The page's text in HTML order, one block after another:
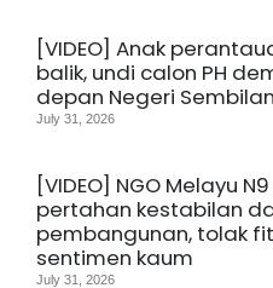
[VIDEO] Anak
balik, undi calon PH
depan Negeri Sembilan
July 31, 2026
[VIDEO] NGO Melayu
pertahan kestabilan
pembangunan, tolak
sentimen kaum
July 31, 2026